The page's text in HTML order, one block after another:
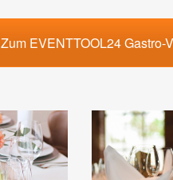
Zum EVENTTOOL24 Gastro-